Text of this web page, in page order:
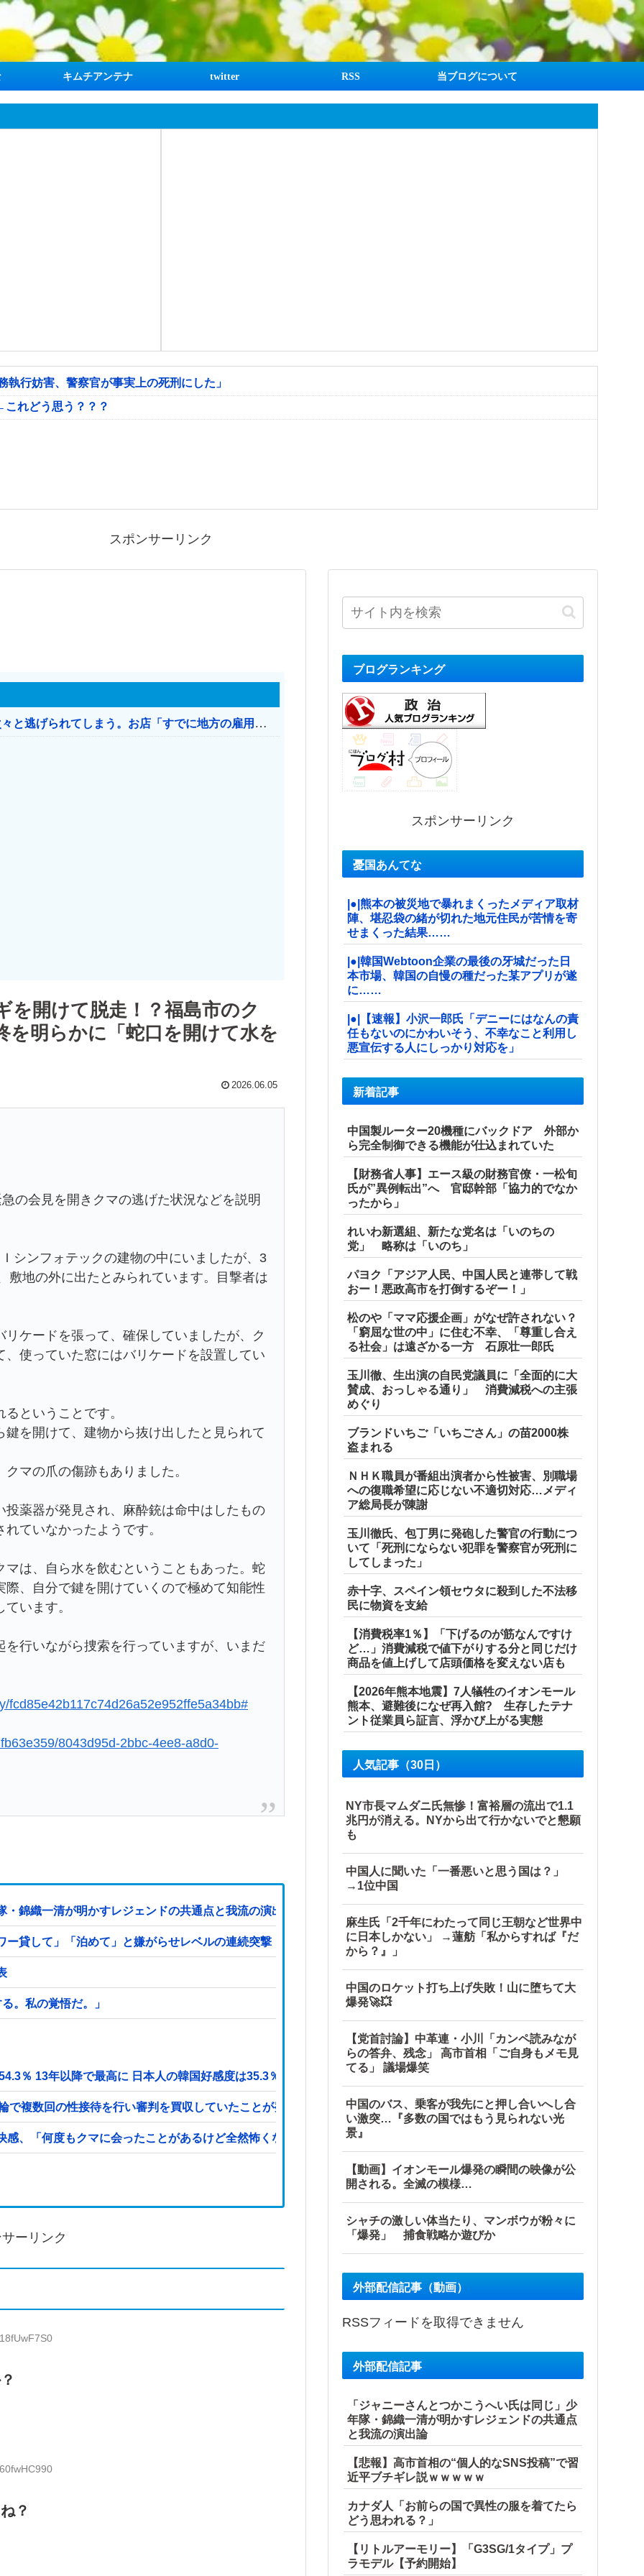
キムチアンテナ twitter RSS 当ブログについて
行妨害、警察官が事実上の死刑にした」
れどう思う？？？
スポンサーリンク
日本のお店、時給1500円でもミャンマー人に次々と逃げられてしまう。お店「すでに地方の雇用は崩壊」
を開けて脱走！？福島市のク
明らかに「蛇口を開けて水を
2026.06.05
の会見を開きクマの逃げた状況などを説明
シンフォテックの建物の中にいましたが、3
敷地の外に出たとみられています。目撃者は
ケードを張って、確保していましたが、ク
使っていた窓にはバリケードを設置してい
ということです。
を開けて、建物から抜け出したと見られて
マの爪の傷跡もありました。
薬器が発見され、麻酔銃は命中はしたもの
ていなかったようです。
は、自ら水を飲むということもあった。蛇
、自分で鍵を開けていくので極めて知能性
います。
行いながら捜索を行っていますが、いまだ
fcd85e42b117c74d26a52e952ffe5a34bb#
8043d95d-2bbc-4ee8-a8d0-
錦織一清が明かすレジェンドの共通点と我流の演出論
貸して」「泊めて」と嫌がらせレベルの連続突撃！夫経由で断ると私に直接LINEしてきて絶句←大人しく自宅の風呂に
。私の覚悟だ。」
％ 13年以降で最高に 日本人の韓国好感度は35.3％
で複数回の性接待を行い審判を買収していたことが発覚…（ブルブル」＝韓国の反応
感、「何度もクマに会ったことがあるけど全然怖くなかった」と主張しており……他
ーリンク
？
ブログランキング
スポンサーリンク
憂国あんてな
|●|熊本の被災地で暴れまくったメディア取材
陣、堪忍袋の緒が切れた地元住民が苦情を寄
せまくった結果……
|●|韓国Webtoon企業の最後の牙城だった日
本市場、韓国の自慢の種だった某アプリが遂
に……
|●|【速報】小沢一郎氏「デニーにはなんの責
任もないのにかわいそう、不幸なこと利用し
悪宣伝する人にしっかり対応を」
新着記事
中国製ルーター20機種にバックドア 外部か
ら完全制御できる機能が仕込まれていた
【財務省人事】エース級の財務官僚・一松旬
氏が”異例転出”へ 官邸幹部「協力的でなか
ったから」
れいわ新選組、新たな党名は「いのちの
党」 略称は「いのち」
パヨク「アジア人民、中国人民と連帯して戦
おー！悪政高市を打倒するぞー！」
松のや「ママ応援企画」がなぜ許されない？
「窮屈な世の中」に住む不幸、「尊重し合え
る社会」は遠ざかる一方 石原壮一郎氏
玉川徹、生出演の自民党議員に「全面的に大
賛成、おっしゃる通り」 消費減税への主張
めぐり
ブランドいちご「いちごさん」の苗2000株
盗まれる
ＮＨＫ職員が番組出演者から性被害、別職場
への復職希望に応じない不適切対応…メディ
ア総局長が陳謝
玉川徹氏、包丁男に発砲した警官の行動につ
いて「死刑にならない犯罪を警察官が死刑に
してしまった」
赤十字、スペイン領セウタに殺到した不法移
民に物資を支給
【消費税率1％】「下げるのが筋なんですけ
ど…」消費減税で値下がりする分と同じだけ
商品を値上げして店頭価格を変えない店も
【2026年熊本地震】7人犠牲のイオンモール
熊本、避難後になぜ再入館? 生存したテナ
ント従業員ら証言、浮かび上がる実態
人気記事（30日）
NY市長マムダニ氏無惨！富裕層の流出で1.1
兆円が消える。NYから出て行かないでと懇願
も
中国人に聞いた「一番悪いと思う国は？」
→1位中国
麻生氏「2千年にわたって同じ王朝など世界中
に日本しかない」 →蓮舫「私からすれば『だ
から？』」
中国のロケット打ち上げ失敗！山に堕ちて大
爆発🚀💥
【党首討論】中革連・小川「カンペ読みなが
らの答弁、残念」 高市首相「ご自身もメモ見
てる」 議場爆笑
中国のバス、乗客が我先にと押し合いへし合
い激突…『多数の国ではもう見られない光
景』
【動画】イオンモール爆発の瞬間の映像が公
開される。全滅の模様…
シャチの激しい体当たり、マンボウが粉々に
「爆発」 捕食戦略か遊びか
外部配信記事（動画）
RSSフィードを取得できません
外部配信記事
「ジャニーさんとつかこうへい氏は同じ」少
年隊・錦織一清が明かすレジェンドの共通点
と我流の演出論
【悲報】高市首相の“個人的なSNS投稿”で習
近平ブチギレ説ｗｗｗｗｗ
カナダ人「お前らの国で異性の服を着てたら
どう思われる？」
【リトルアーモリー】「G3SG/1タイプ」プ
ラモデル【予約開始】